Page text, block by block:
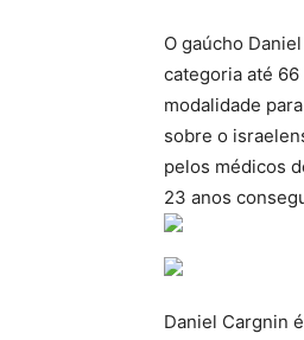
O gaúcho
categoria até
modalidade
sobre o
pelos médicos
23 anos
Daniel Cargnin é